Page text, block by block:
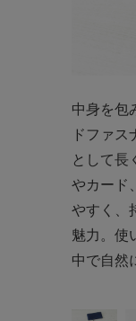
中身を包
ドファ
として長
やカード
やすく、
魅力。使
中で自然